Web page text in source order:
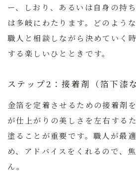
ー、しおり、あるいは自身の持
は多岐にわたります。どのよう
職人と相談しながら決めていく
する楽しいひとときです。
ステップ2：接着剤（箔下漆
金箔を定着させるための接着剤
が仕上がりの美しさを左右する
塗ることが重要です。職人が最
め、アドバイスをくれるので、
ん。